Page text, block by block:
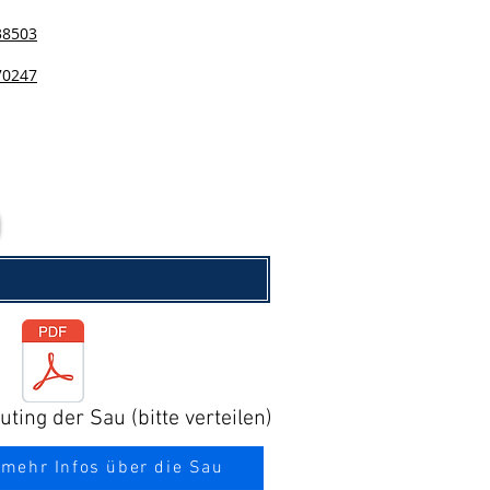
der Sau (bitte verteilen)
Infos über die Sau